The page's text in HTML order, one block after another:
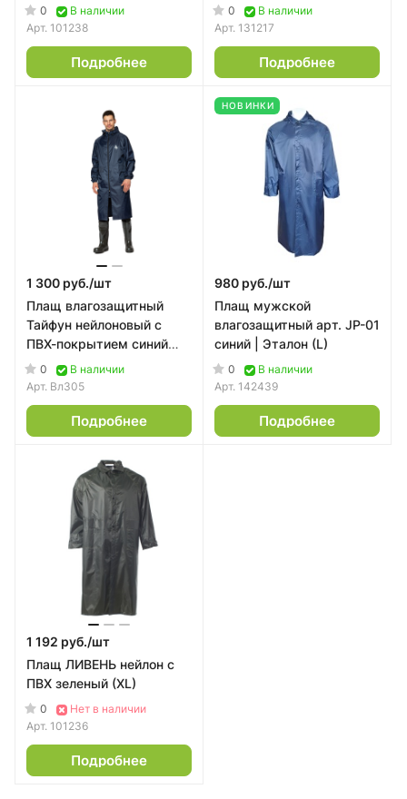
0
В наличии
Арт. 101238
Подробнее
0
В наличии
Арт. 131217
Подробнее
1 300 руб./шт
Плащ влагозащитный
Тайфун нейлоновый с
ПВХ-покрытием синий
(56-58 182-188)
0
В наличии
Арт. Вл305
Подробнее
НОВИНКИ
980 руб./шт
Плащ мужской
влагозащитный арт. JP-01
синий | Эталон (L)
0
В наличии
Арт. 142439
Подробнее
1 192 руб./шт
Плащ ЛИВЕНЬ нейлон с
ПВХ зеленый (XL)
0
Нет в наличии
Арт. 101236
Подробнее